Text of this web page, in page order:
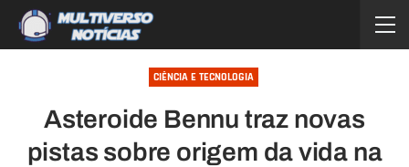
CIÊNCIA E TECNOLOGIA
Asteroide Bennu traz novas
pistas sobre origem da vida na